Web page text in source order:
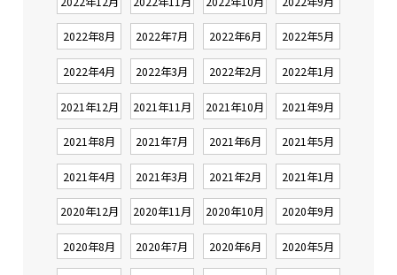
2022年8月 2022年7月 2022年6月 2022年5月
2022年4月 2022年3月 2022年2月 2022年1月
2021年12月 2021年11月 2021年10月 2021年9月
2021年8月 2021年7月 2021年6月 2021年5月
2021年4月 2021年3月 2021年2月 2021年1月
2020年12月 2020年11月 2020年10月 2020年9月
2020年8月 2020年7月 2020年6月 2020年5月